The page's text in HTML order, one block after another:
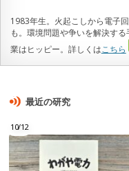
1983年生。火起こしから電子
も。環境問題や争いを解決す
業はヒッピー。詳しくは こちら
最近の研究
10/12